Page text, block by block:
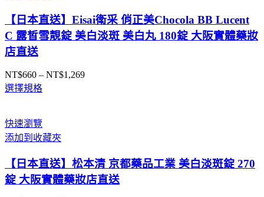
【日本直送】Eisai衛采 俏正美Chocola BB Lucent
C 露皙雪靚錠 美白淡斑 美白丸 180錠 大阪實體藥妝
店直送
NT$660 – NT$1,269價
NT$1,269
選擇規格
快速瀏覽
添加到收藏夾
【日本直送】松本清 京都藥品工業 美白淡斑錠 270
錠 大阪實體藥妝店直送